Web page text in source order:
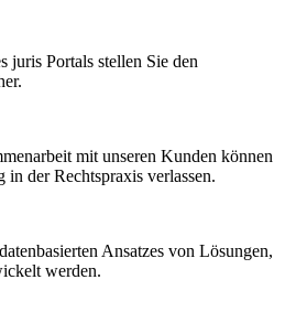
juris Portals stellen Sie den
mit unseren Kunden können
in der Rechtspraxis verlassen.
Ansatzes von Lösungen,
werden.